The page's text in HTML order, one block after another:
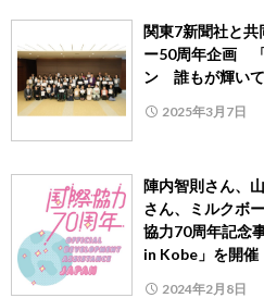
関東7新聞社と共
ー50周年企画
ン 誰もが輝い
2025年3月7日
陣内智則さん、
さん、ミルクボ
協力70周年記念
in Kobe」を開催
2024年2月8日